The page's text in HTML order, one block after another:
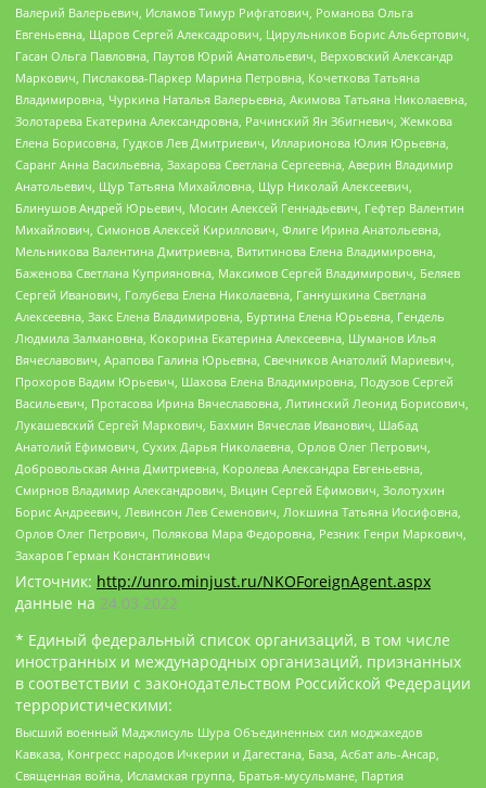
Валерий Валерьевич, Исламов Тимур Рифгатович, Романова Ольга
Евгеньевна, Щаров Сергей Алексадрович, Цирульников Борис Альбертович,
Гасан Ольга Павловна, Паутов Юрий Анатольевич, Верховский Александр
Маркович, Пислакова-Паркер Марина Петровна, Кочеткова Татьяна
Владимировна, Чуркина Наталья Валерьевна, Акимова Татьяна Николаевна,
Золотарева Екатерина Александровна, Рачинский Ян Збигневич, Жемкова
Елена Борисовна, Гудков Лев Дмитриевич, Илларионова Юлия Юрьевна,
Саранг Анна Васильевна, Захарова Светлана Сергеевна, Аверин Владимир
Анатольевич, Щур Татьяна Михайловна, Щур Николай Алексеевич,
Блинушов Андрей Юрьевич, Мосин Алексей Геннадьевич, Гефтер Валентин
Михайлович, Симонов Алексей Кириллович, Флиге Ирина Анатольевна,
Мельникова Валентина Дмитриевна, Вититинова Елена Владимировна,
Баженова Светлана Куприяновна, Максимов Сергей Владимирович, Беляев
Сергей Иванович, Голубева Елена Николаевна, Ганнушкина Светлана
Алексеевна, Закс Елена Владимировна, Буртина Елена Юрьевна, Гендель
Людмила Залмановна, Кокорина Екатерина Алексеевна, Шуманов Илья
Вячеславович, Арапова Галина Юрьевна, Свечников Анатолий Мариевич,
Прохоров Вадим Юрьевич, Шахова Елена Владимировна, Подузов Сергей
Васильевич, Протасова Ирина Вячеславовна, Литинский Леонид Борисович,
Лукашевский Сергей Маркович, Бахмин Вячеслав Иванович, Шабад
Анатолий Ефимович, Сухих Дарья Николаевна, Орлов Олег Петрович,
Добровольская Анна Дмитриевна, Королева Александра Евгеньевна,
Смирнов Владимир Александрович, Вицин Сергей Ефимович, Золотухин
Борис Андреевич, Левинсон Лев Семенович, Локшина Татьяна Иосифовна,
Орлов Олег Петрович, Полякова Мара Федоровна, Резник Генри Маркович,
Захаров Герман Константинович
Источник: http://unro.minjust.ru/NKOForeignAgent.aspx
данные на 24.03.2022
* Единый федеральный список организаций, в том числе
иностранных и международных организаций, признанных
в соответствии с законодательством Российской Федерации
террористическими:
Высший военный Маджлисуль Шура Объединенных сил моджахедов
Кавказа, Конгресс народов Ичкерии и Дагестана, База, Асбат аль-Ансар,
Священная война, Исламская группа, Братья-мусульмане, Партия